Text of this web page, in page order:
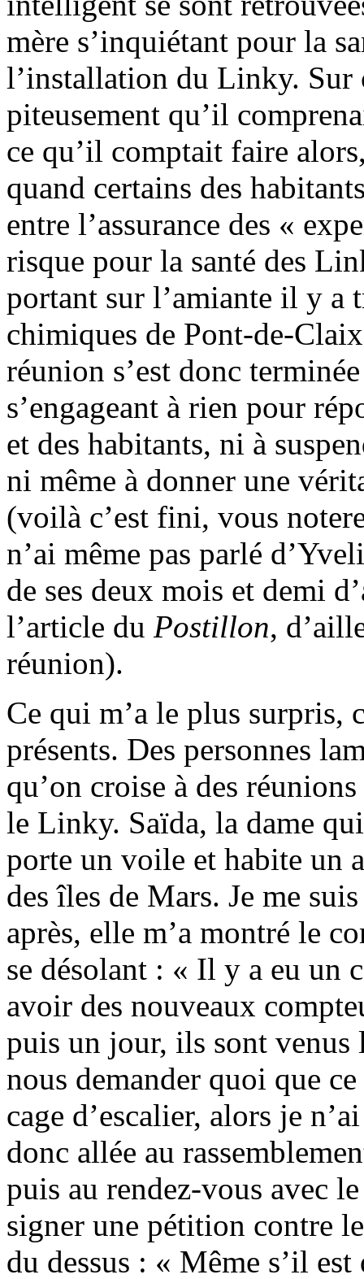
mère s’inquiétant pour la
l’installation du Linky. Sur
piteusement qu’il
ce qu’il comptait faire
quand certains des
entre l’assurance des «
risque pour la santé des
portant sur l’amiante il y a
chimiques de Pont-de-
réunion s’est donc
s’engageant à rien pour
et des habitants, ni à
ni même à donner une
(voilà c’est fini, vous
n’ai même pas parlé
de ses deux mois et demi
l’article du Postillon,
réunion).
Ce qui m’a le plus surpris,
présents. Des personnes
qu’on croise à des
le Linky. Saïda, la dame
porte un voile et habite un
des îles de Mars. Je me
après, elle m’a montré le
se désolant : « Il y a eu un
avoir des nouveaux
puis un jour, ils sont venus
nous demander quoi que
cage d’escalier, alors je
donc allée au
puis au rendez-vous avec
signer une pétition contre
du dessus : « Même s’il